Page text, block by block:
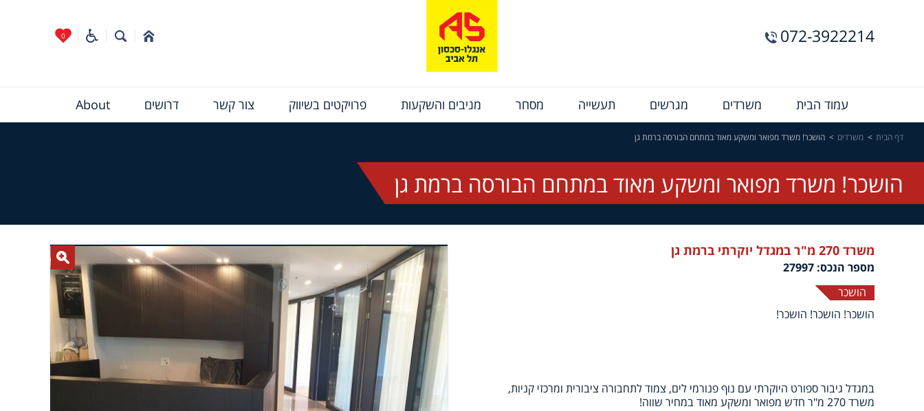
072-3922214
0
עמוד הבית משרדים מגרשים תעשייה מסחר מניבים והשקעות פרויקטים בשיווק צור קשר דרושים About
דף הבית משרדים הושכר! משרד מפואר ומשקע מאוד במתחם הבורסה ברמת גן
הושכר! משרד מפואר ומשקע מאוד במתחם הבורסה ברמת גן
משרד 270 מ"ר במגדל יוקרתי ברמת גן
מספר הנכס: 27997
הושכר
הושכר! הושכר! הושכר!
במגדל גיבור ספורט היוקרתי עם נוף פנורמי לים, צמוד לתחבורה ציבורית ומרכזי קניות,
משרד 270 מ"ר חדש מפואר ומשקע מאוד במחיר שווה!